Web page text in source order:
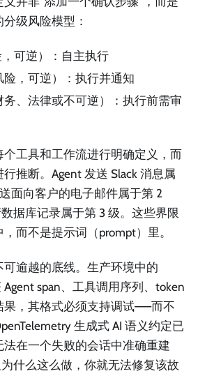
级风险模型：
，可逆）：自主执行
险，可逆）：执行并通知
务、法律或不可逆）：执行前需审
工具和工作流进行明确定义，而
推断。Agent 发送 Slack 消息属
面向客户的电子邮件属于第 2
据库记录属于第 3 级。这些界限
而不是提示词（prompt）里。
逾越的底线。生产环境中的
span、工具调用序列、token
果，其格式必须支持调试——而不
生成式 AI 语义约定已
法在一个失败的会话中准确重建
什么这么做，你就无法修复该故